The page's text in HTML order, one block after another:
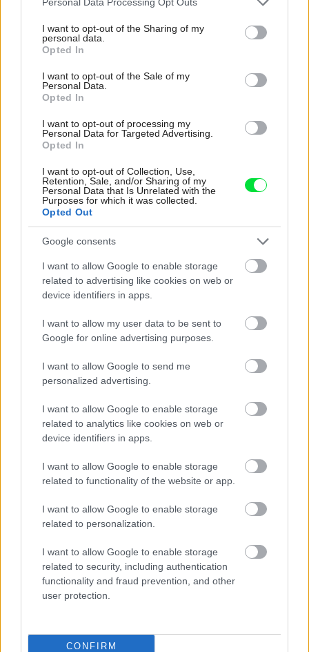
not limited to your visit or usage behaviour. You may click to
grant or deny consent to Google and its third-party tags to
use your data for below specified purposes in below Google
consent section.
I want to opt-out of the Sharing of my
personal data.
Opted In
I want to opt-out of the Sale of my
Personal Data.
Opted In
I want to opt-out of processing my
Personal Data for Targeted Advertising.
Opted In
I want to opt-out of Collection, Use,
Retention, Sale, and/or Sharing of my
Personal Data that Is Unrelated with the
Purposes for which it was collected.
Opted Out
Google consents
I want to allow Google to enable storage
related to advertising like cookies on web or
device identifiers in apps.
I want to allow my user data to be sent to
Google for online advertising purposes.
I want to allow Google to send me
personalized advertising.
I want to allow Google to enable storage
related to analytics like cookies on web or
device identifiers in apps.
I want to allow Google to enable storage
related to functionality of the website or app.
I want to allow Google to enable storage
related to personalization.
I want to allow Google to enable storage
related to security, including authentication
functionality and fraud prevention, and other
user protection.
CONFIRM
Môj dom 07-08/2026
Mohlo by vás zaujímať
Zmenili dispozíciu a odkryli
Výsledkom je interiér plný
kontrastov
Ján Palenčár: Ak neurobíme